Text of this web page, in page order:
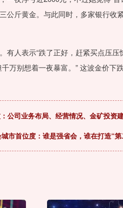
公斤黄金。与此同时，多家银行收
有人表示“跌了正好，赶紧买点压压
万别想着一夜暴富。” 这波金价下
公司业务布局、经营情况、金矿投资
市首位度：谁是强省会，谁在打造“第